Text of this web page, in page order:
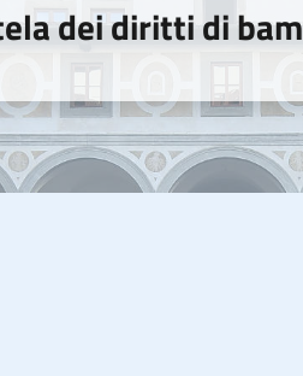
dei diritti di